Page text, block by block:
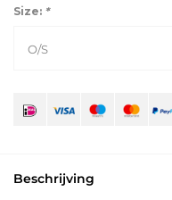
Size: *
O/S
Beschrijving